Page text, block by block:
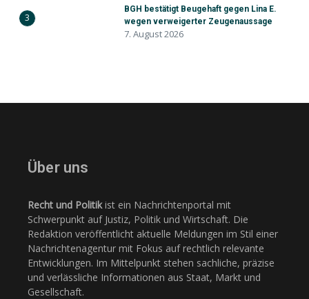
3
BGH bestätigt Beugehaft gegen Lina E.
wegen verweigerter Zeugenaussage
7. August 2026
Über uns
Recht und Politikist ein Nachrichtenportal mit
Schwerpunkt auf Justiz, Politik und Wirtschaft. Die
Redaktion veröffentlicht aktuelle Meldungen im Stil einer
Nachrichtenagentur mit Fokus auf rechtlich relevante
Entwicklungen. Im Mittelpunkt stehen sachliche, präzise
und verlässliche Informationen aus Staat, Markt und
Gesellschaft.